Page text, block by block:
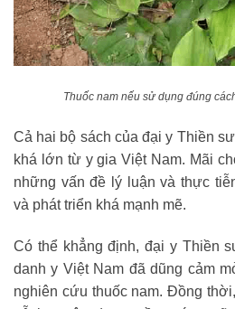
Thuốc nam nếu sử dụng đúng
Cả hai bộ sách của đại y Thiền
khá lớn từ y gia Việt Nam. Mãi
những vấn đề lý luận và thực
và phát triển khá mạnh mẽ.
Có thể khẳng định, đại y Thiền
danh y Việt Nam đã dũng cảm
nghiên cứu thuốc nam. Đồng